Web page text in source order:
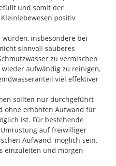
und somit der
positiv
insbesondere bei
sinnvoll sauberes
zu vermischen
aufwändig zu reinigen,
viel effektiver
sollten nur durchgeführt
ohne erhöhten Aufwand für
ist. Für bestehende
auf freiwilliger
Aufwand, möglich sein.
einzuleiten und morgen